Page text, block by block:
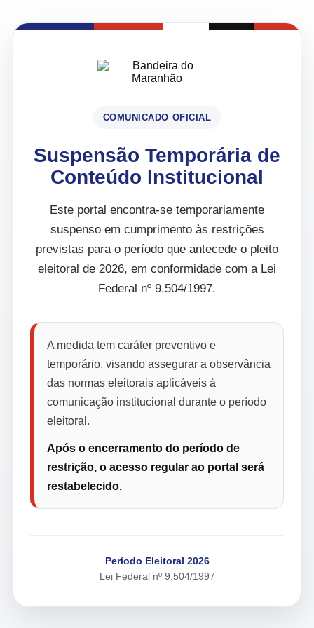
COMUNICADO OFICIAL
Suspensão Temporária de
Conteúdo Institucional
Este portal encontra-se temporariamente
suspenso em cumprimento às restrições
previstas para o período que antecede o pleito
eleitoral de 2026, em conformidade com a Lei
Federal nº 9.504/1997.
A medida tem caráter preventivo e
temporário, visando assegurar a observância
das normas eleitorais aplicáveis à
comunicação institucional durante o período
eleitoral.
Após o encerramento do período de
restrição, o acesso regular ao portal será
restabelecido.
Período Eleitoral 2026
Lei Federal nº 9.504/1997